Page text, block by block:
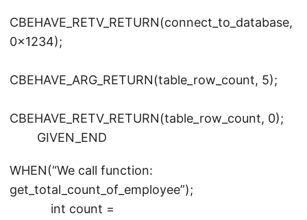
CBEHAVE_RETV_RETURN(connect_to_database,
0×1234);
CBEHAVE_ARG_RETURN(table_row_count, 5);
CBEHAVE_RETV_RETURN(table_row_count, 0);
GIVEN_END
WHEN(“We call function:
get_total_count_of_employee”);
int count =